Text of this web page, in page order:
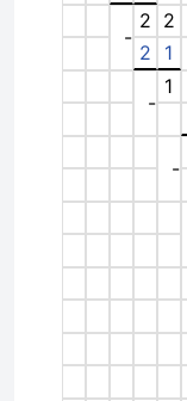
-
2 2
2
1
-
1
-